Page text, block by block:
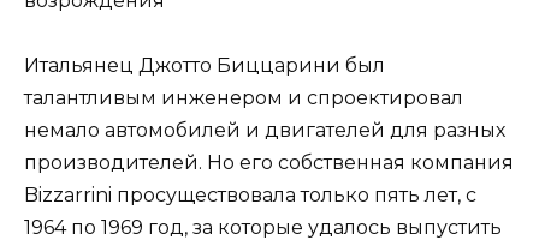
Итальянец Джотто Биццарини был
талантливым инженером и спроектировал
немало автомобилей и двигателей для разных
производителей. Но его собственная компания
Bizzarrini просуществовала только пять лет, с
1964 по 1969 год, за которые удалось выпустить